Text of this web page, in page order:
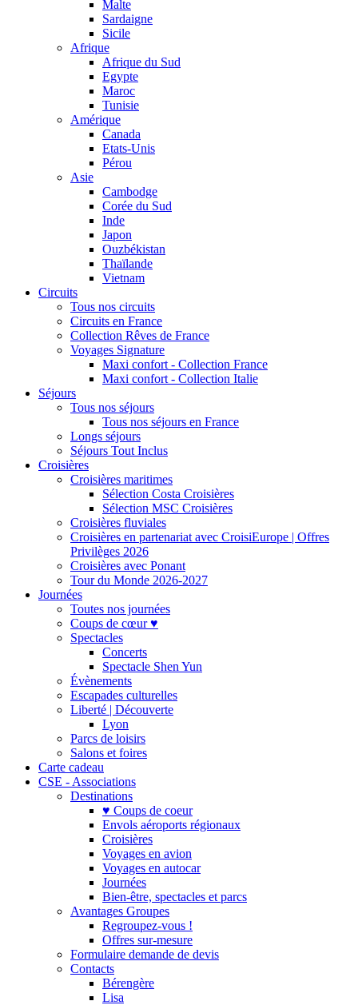
Malte
Sardaigne
Sicile
Afrique
Afrique du Sud
Egypte
Maroc
Tunisie
Amérique
Canada
Etats-Unis
Pérou
Asie
Cambodge
Corée du Sud
Inde
Japon
Ouzbékistan
Thaïlande
Vietnam
Circuits
Tous nos circuits
Circuits en France
Collection Rêves de France
Voyages Signature
Maxi confort - Collection France
Maxi confort - Collection Italie
Séjours
Tous nos séjours
Tous nos séjours en France
Longs séjours
Séjours Tout Inclus
Croisières
Croisières maritimes
Sélection Costa Croisières
Sélection MSC Croisières
Croisières fluviales
Croisières en partenariat avec CroisiEurope | Offres
Privilèges 2026
Croisières avec Ponant
Tour du Monde 2026-2027
Journées
Toutes nos journées
Coups de cœur ♥
Spectacles
Concerts
Spectacle Shen Yun
Évènements
Escapades culturelles
Liberté | Découverte
Lyon
Parcs de loisirs
Salons et foires
Carte cadeau
CSE - Associations
Destinations
♥ Coups de coeur
Envols aéroports régionaux
Croisières
Voyages en avion
Voyages en autocar
Journées
Bien-être, spectacles et parcs
Avantages Groupes
Regroupez-vous !
Offres sur-mesure
Formulaire demande de devis
Contacts
Bérengère
Lisa